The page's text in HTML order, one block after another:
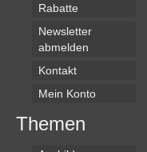
Rabatte
Newsletter
abmelden
Kontakt
Mein Konto
Themen